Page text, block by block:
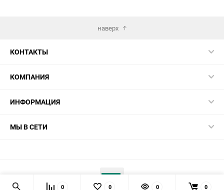
наверх
КОНТАКТЫ
КОМПАНИЯ
ИНФОРМАЦИЯ
МЫ В СЕТИ
0 0 0 0